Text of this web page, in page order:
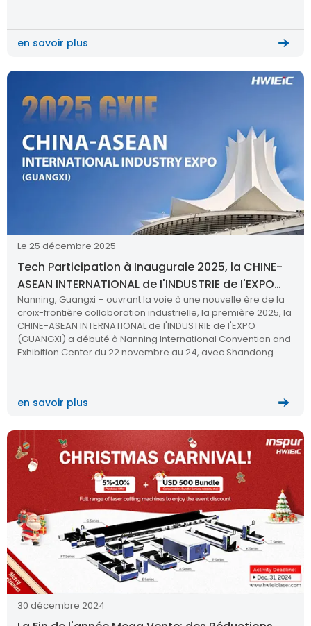
en savoir plus
Le 25 décembre 2025
Tech Participation à Inaugurale 2025, la CHINE-
ASEAN INTERNATIONAL de l'INDUSTRIE de l'EXPO
(GUANGXI)
Nanning, Guangxi – ouvrant la voie à une nouvelle ère de la
croix-frontière collaboration industrielle, la première 2025, la
CHINE-ASEAN INTERNATIONAL de l'INDUSTRIE de l'EXPO
(GUANGXI) a débuté à Nanning International Convention and
Exhibition Center du 22 novembre au 24, avec Shandong
en savoir plus
30 décembre 2024